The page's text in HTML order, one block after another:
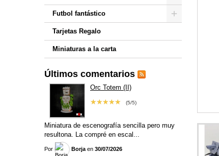
Futbol fantástico
Tarjetas Regalo
Miniaturas a la carta
Últimos comentarios
Orc Totem (II)
(5/5)
★★★★★
Miniatura de escenografía sencilla pero muy
resultona. La compré en escal...
Por Borja en 30/07/2026